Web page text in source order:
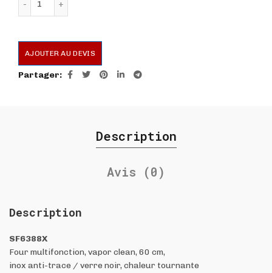
AJOUTER AU DEVIS
Partager
Description
Avis (0)
Description
SF6388X
Four multifonction, vapor clean, 60 cm,
inox anti-trace / verre noir, chaleur tournante